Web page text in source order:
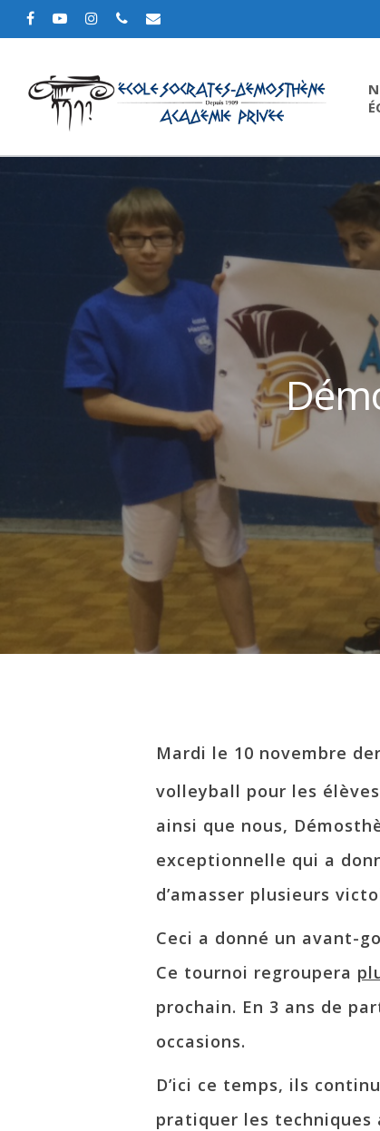
Hit enter to search or ESC to
Mardi le 10 novembre
volleyball pour les
ainsi que nous,
exceptionnelle qui a
d’amasser plusieurs
Ceci a donné un avant-
Ce tournoi regroupera
prochain. En 3 ans de
occasions.
D’ici ce temps, ils
pratiquer les techniques